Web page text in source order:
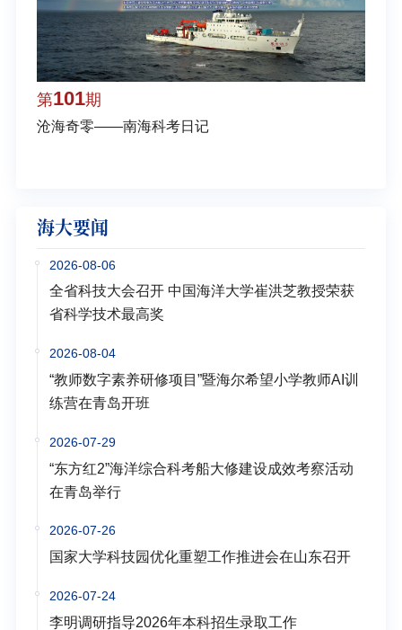
第101期
沧海奇零——南海科考日记
海大要闻
2026-08-06
全省科技大会召开 中国海洋大学崔洪芝教授荣获
省科学技术最高奖
2026-08-04
“教师数字素养研修项目”暨海尔希望小学教师AI训
练营在青岛开班
2026-07-29
“东方红2”海洋综合科考船大修建设成效考察活动
在青岛举行
2026-07-26
国家大学科技园优化重塑工作推进会在山东召开
2026-07-24
李明调研指导2026年本科招生录取工作